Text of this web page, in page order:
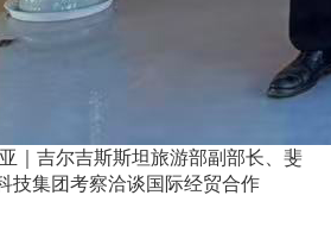
｜吉尔吉斯斯坦旅游部副部长、斐
技集团考察洽谈国际经贸合作